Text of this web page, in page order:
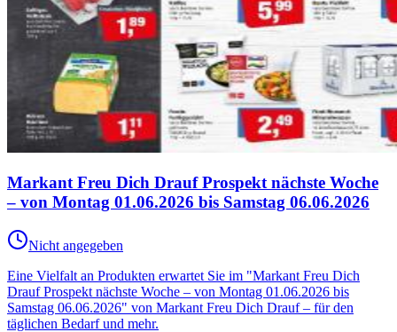
Markant Freu Dich Drauf Prospekt nächste Woche
– von Montag 01.06.2026 bis Samstag 06.06.2026
Nicht angegeben
Eine Vielfalt an Produkten erwartet Sie im "Markant Freu Dich
Drauf Prospekt nächste Woche – von Montag 01.06.2026 bis
Samstag 06.06.2026" von Markant Freu Dich Drauf – für den
täglichen Bedarf und mehr.